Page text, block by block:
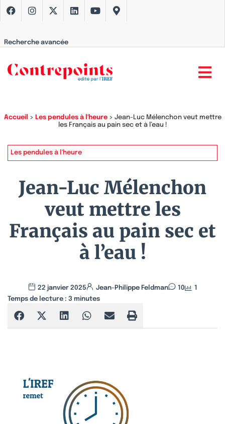
Recherche avancée
Accueil > Les pendules à l'heure> Jean-Luc Mélenchon veut mettre
les Français au pain sec et à l’eau !
Les pendules à l'heure
Jean-Luc Mélenchon
veut mettre les
Français au pain sec et
à l’eau !
22 janvier 2025 Jean-Philippe Feldman 10
1
Temps de lecture : 3 minutes